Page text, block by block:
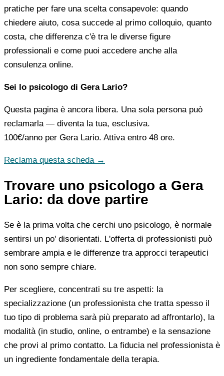
pratiche per fare una scelta consapevole: quando
chiedere aiuto, cosa succede al primo colloquio, quanto
costa, che differenza c'è tra le diverse figure
professionali e come puoi accedere anche alla
consulenza online.
Sei lo psicologo di Gera Lario?
Questa pagina è ancora libera. Una sola persona può
reclamarla — diventa la tua, esclusiva.
100€/anno per Gera Lario. Attiva entro 48 ore.
Reclama questa scheda →
Trovare uno psicologo a Gera
Lario: da dove partire
Se è la prima volta che cerchi uno psicologo, è normale
sentirsi un po' disorientati. L'offerta di professionisti può
sembrare ampia e le differenze tra approcci terapeutici
non sono sempre chiare.
Per scegliere, concentrati su tre aspetti: la
specializzazione (un professionista che tratta spesso il
tuo tipo di problema sarà più preparato ad affrontarlo), la
modalità (in studio, online, o entrambe) e la sensazione
che provi al primo contatto. La fiducia nel professionista è
un ingrediente fondamentale della terapia.